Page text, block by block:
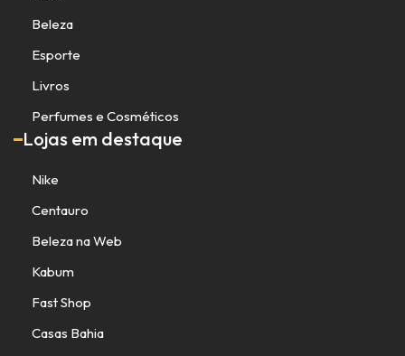
Beleza
Esporte
Livros
Perfumes e Cosméticos
Lojas em destaque
Nike
Centauro
Beleza na Web
Kabum
Fast Shop
Casas Bahia